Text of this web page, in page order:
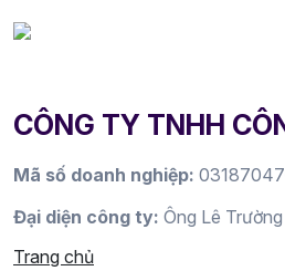
CÔNG TY TNHH
Mã số doanh nghiệp:
Đại diện công ty: Ông Lê
Trang chủ